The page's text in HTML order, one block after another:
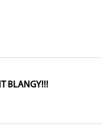
BLANGY!!!